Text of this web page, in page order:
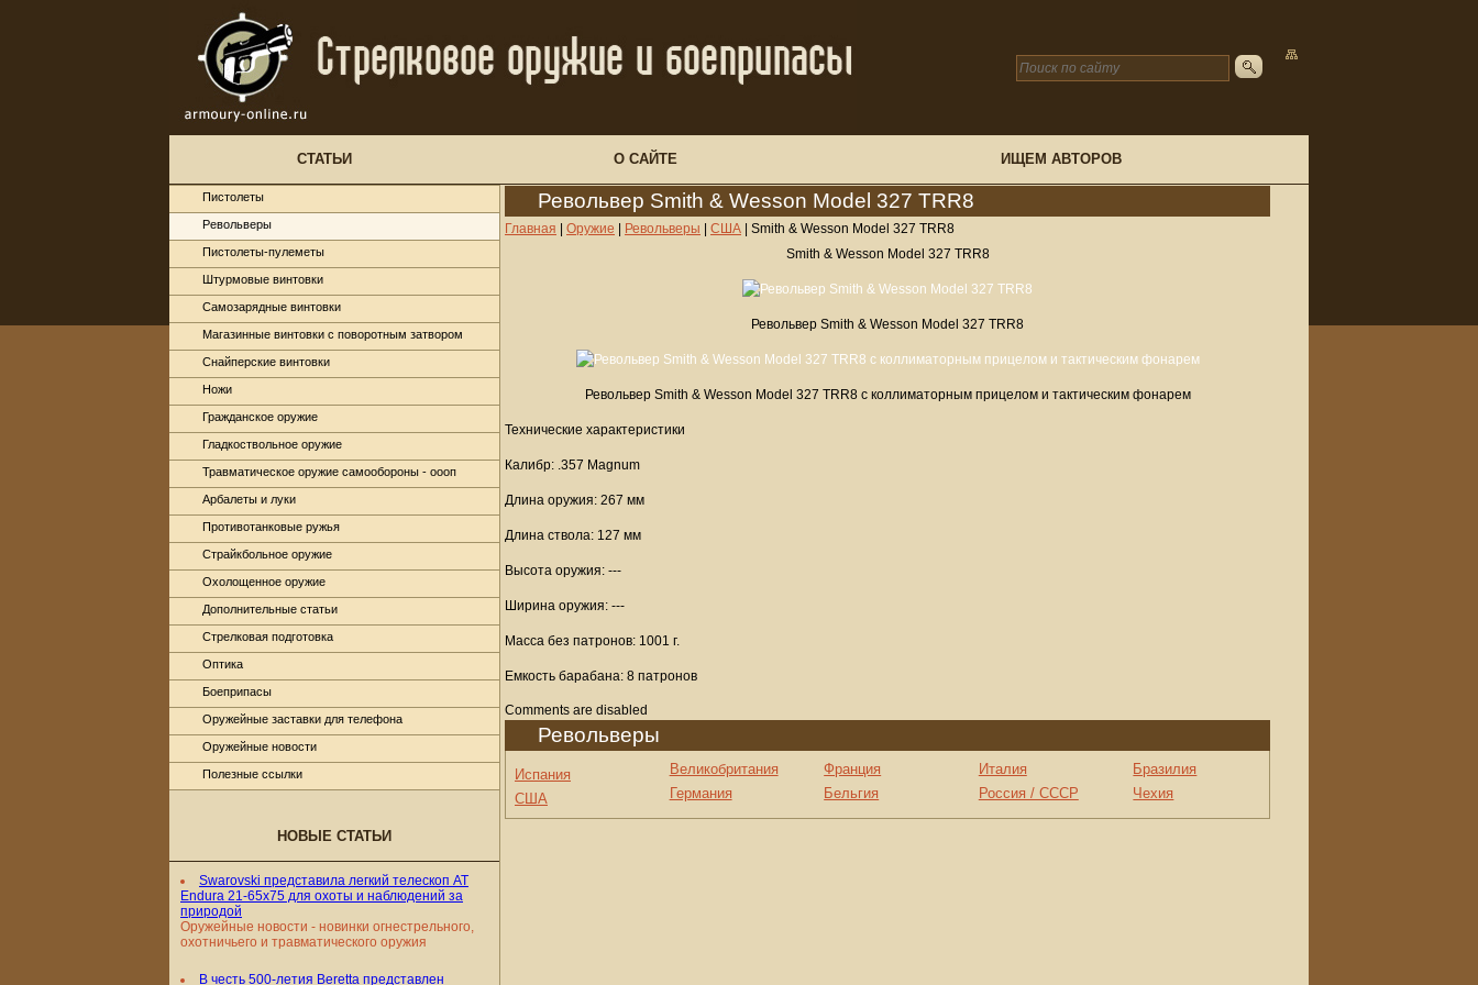
СТАТЬИ О САЙТЕ ИЩЕМ АВТОРОВ
Револьвер Smith & Wesson Model 327 TRR8
Главная Оружие Револьверы США
Smith & Wesson Model 327 TRR8
Smith & Wesson Model 327 TRR8
Револьвер Smith & Wesson Model 327 TRR8
Револьвер Smith & Wesson Model 327 TRR8 с коллиматорным прицелом и тактическим фонарем
Технические характеристики
Калибр: .357 Magnum
Длина оружия: 267 мм
Длина ствола: 127 мм
Высота оружия: ---
Ширина оружия: ---
Масса без патронов: 1001 г.
Емкость барабана: 8 патронов
Comments are disabled
Револьверы
Испания
США
Великобритания
Германия
Франция
Бельгия
Италия
Россия / СССР
Бразилия
Чехия
Пистолеты
Револьверы
Пистолеты-пулеметы
Штурмовые винтовки
Самозарядные винтовки
Магазинные винтовки с поворотным затвором
Снайперские винтовки
Ножи
Гражданское оружие
Гладкоствольное оружие
Травматическое оружие самообороны - оооп
Арбалеты и луки
Противотанковые ружья
Страйкбольное оружие
Охолощенное оружие
Дополнительные статьи
Стрелковая подготовка
Оптика
Боеприпасы
Оружейные заставки для телефона
Оружейные новости
Полезные ссылки
НОВЫЕ СТАТЬИ
Swarovski представила легкий телескоп AT
Endura 21-65x75 для охоты и наблюдений за
природой
Оружейные новости - новинки огнестрельного,
охотничьего и травматического оружия
В честь 500-летия Beretta представлен